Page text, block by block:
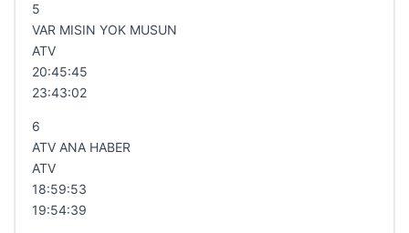
5
VAR MISIN YOK MUSUN
ATV
20:45:45
23:43:02
6
ATV ANA HABER
ATV
18:59:53
19:54:39